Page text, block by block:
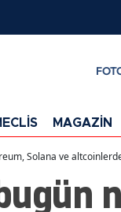
MAGAZİN
Solana ve